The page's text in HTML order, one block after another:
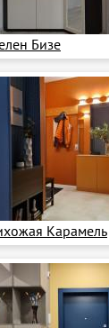
Бизе
Карамель